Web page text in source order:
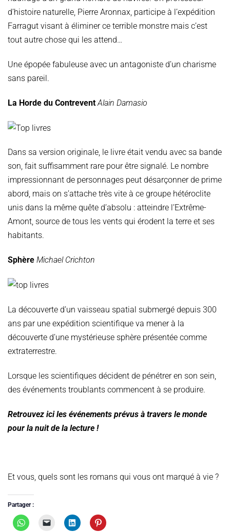
d’histoire naturelle, Pierre Aronnax, participe à l’expédition
Farragut visant à éliminer ce terrible monstre mais c’est
tout autre chose qui les attend…
Une épopée fabuleuse avec un antagoniste d’un charisme
sans pareil.
La Horde du Contrevent Alain Damasio
Dans sa version originale, le livre était vendu avec sa bande
son, fait suffisamment rare pour être signalé. Le nombre
impressionnant de personnages peut désarçonner de prime
abord, mais on s’attache très vite à ce groupe hétéroclite
unis dans la même quête d’absolu : atteindre l’Extrême-
Amont, source de tous les vents qui érodent la terre et ses
habitants.
Sphère Michael Crichton
La découverte d’un vaisseau spatial submergé depuis 300
ans par une expédition scientifique va mener à la
découverte d’une mystérieuse sphère présentée comme
extraterrestre.
Lorsque les scientifiques décident de pénétrer en son sein,
des événements troublants commencent à se produire.
Retrouvez ici les événements prévus à travers le monde
pour la nuit de la lecture !
Et vous, quels sont les romans qui vous ont marqué à vie ?
Partager :